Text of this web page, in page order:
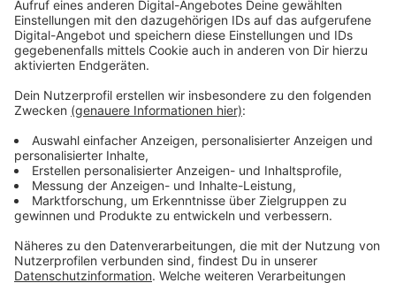
Kontrollen
Kontrolliert wird das Ganze vom kommunalen
Ordnungsdienst - zumindest stichprobenartig. Denn
neben den alltäglichen Aufgabenfeldern, wie
Präsenzstreifen oder das Kontrollieren von
Stadt auch die Kontrollen von Taxen, Mietwagen und
Plattformdiensten wie Uber immer mehr an